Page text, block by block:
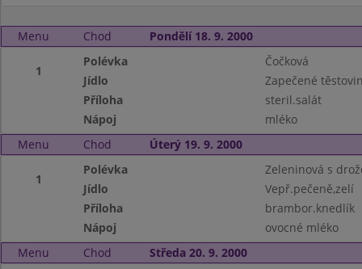
Menu Chod Pondělí 18. 9. 2000
1
Polévka
Čočková
Jídlo
Zapečené
Příloha
steril.salát
Nápoj
mléko
Menu
Chod Úterý 19. 9. 2000
1
Polévka
Zeleninová s
Jídlo
Vepř.pečeně,zelí
Příloha
brambor.knedlík
Nápoj
ovocné mléko
Menu
Chod Středa 20. 9. 2000